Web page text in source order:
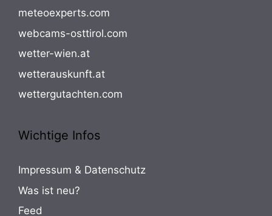
meteoexperts.com
webcams-osttirol.com
wetter-wien.at
wetterauskunft.at
wettergutachten.com
Wichtige Infos
Impressum & Datenschutz
Was ist neu?
Feed